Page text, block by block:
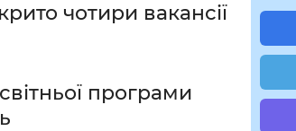
чотири вакансії
програми